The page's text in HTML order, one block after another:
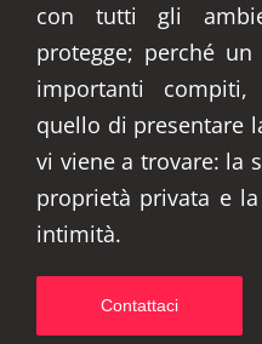
con tutti gli
protegge; perché
importanti
quello di presentare
vi viene a trovare: la
proprietà privata e
intimità.
Contattaci